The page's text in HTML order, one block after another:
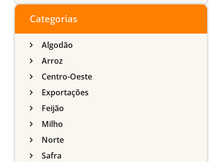
do Sul
Categorias
Algodão
Arroz
Centro-Oeste
Exportações
Feijão
Milho
Norte
Safra